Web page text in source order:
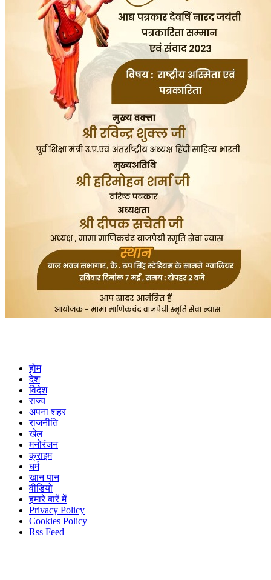
होम
देश
विदेश
राज्य
अपना शहर
राजनीति
खेल
मनोरंजन
क्राइम
धर्म
खान पान
वीडियो
हमारे बारें में
Privacy Policy
Cookies Policy
Rss Feed